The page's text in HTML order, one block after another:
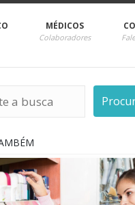
MÉDICOS
Colaboradores